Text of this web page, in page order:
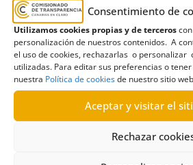
Consentimiento de
Utilizamos cookies propias y de terceros
personalización de nuestros contenidos. A
el uso de cookies, rechazarlas o personalizar
utilizadas. Para editar sus preferencias o
nuestra Política de cookiesde nuestro sitio
Aceptar y visitar el
Rechazar
R737_738_739/2023
03/06/2024
Solicitud de información al
Lucía de Tirajana sobre